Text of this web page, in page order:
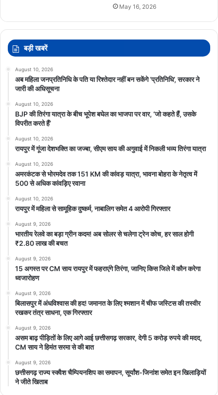
May 16, 2026
बड़ी खबरें
August 10, 2026
अब महिला जनप्रतिनिधि के पति या रिश्तेदार नहीं बन सकेंगे ‘प्रतिनिधि’, सरकार ने
जारी की अधिसूचना
August 10, 2026
BJP की तिरंगा यात्रा के बीच भूपेश बघेल का भाजपा पर वार, ‘जो कहते हैं, उसके
विपरीत करते हैं’
August 10, 2026
रायपुर में गूंजा देशभक्ति का जज्बा, सीएम साय की अगुवाई में निकली भव्य तिरंगा यात्रा
August 10, 2026
अमरकंटक से भोरमदेव तक 151 KM की कांवड़ यात्रा, भावना बोहरा के नेतृत्व में
500 से अधिक कांवड़िए रवाना
August 10, 2026
रायपुर में महिला से सामूहिक दुष्कर्म, नाबालिग समेत 4 आरोपी गिरफ्तार
August 9, 2026
भारतीय रेलवे का बड़ा ग्रीन कदम! अब सोलर से चलेगा ट्रेन कोच, हर साल होगी
₹2.80 लाख की बचत
August 9, 2026
15 अगस्त पर CM साय रायपुर में फहराएंगे तिरंगा, जानिए किस जिले में कौन करेगा
ध्वजारोहण
August 9, 2026
बिलासपुर में अंधविश्वास की हद! जमानत के लिए श्मशान में चीफ जस्टिस की तस्वीर
रखकर तंत्र साधना, एक गिरफ्तार
August 9, 2026
असम बाढ़ पीड़ितों के लिए आगे आई छत्तीसगढ़ सरकार, देगी 5 करोड़ रुपये की मदद,
CM साय ने हिमंत सरमा से की बात
August 9, 2026
छत्तीसगढ़ राज्य स्क्वैश चैम्पियनशिप का समापन, सूर्यांश-जिनांश समेत इन खिलाड़ियों
ने जीते खिताब